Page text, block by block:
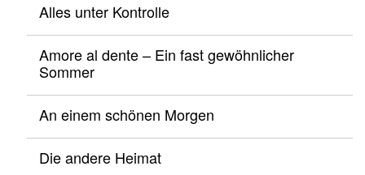
Alles unter Kontrolle
Amore al dente – Ein fast gewöhnlicher
Sommer
An einem schönen Morgen
Die andere Heimat